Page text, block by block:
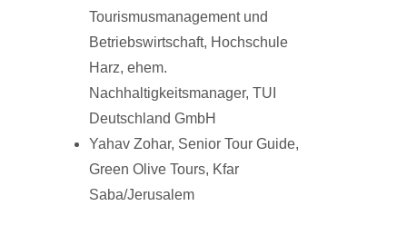
Tourismusmanagement und
Betriebswirtschaft, Hochschule
Harz, ehem.
Nachhaltigkeitsmanager, TUI
Deutschland GmbH
Yahav Zohar, Senior Tour Guide,
Green Olive Tours, Kfar
Saba/Jerusalem